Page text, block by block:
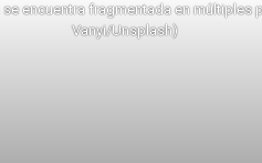
encuentra fragmentada en
Vanyi/Unsplash)